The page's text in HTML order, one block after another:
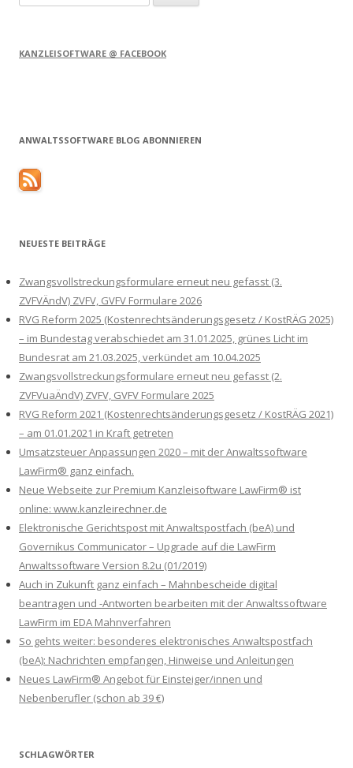
nach:
KANZLEISOFTWARE @ FACEBOOK
ANWALTSSOFTWARE BLOG ABONNIEREN
NEUESTE BEITRÄGE
Zwangsvollstreckungsformulare erneut neu gefasst (3.
ZVFVÄndV) ZVFV, GVFV Formulare 2026
RVG Reform 2025 (Kostenrechtsänderungsgesetz / KostRÄG 2025)
– im Bundestag verabschiedet am 31.01.2025, grünes Licht im
Bundesrat am 21.03.2025, verkündet am 10.04.2025
Zwangsvollstreckungsformulare erneut neu gefasst (2.
ZVFVuaÄndV) ZVFV, GVFV Formulare 2025
RVG Reform 2021 (Kostenrechtsänderungsgesetz / KostRÄG 2021)
– am 01.01.2021 in Kraft getreten
Umsatzsteuer Anpassungen 2020 – mit der Anwaltssoftware
LawFirm® ganz einfach.
Neue Webseite zur Premium Kanzleisoftware LawFirm® ist
online: www.kanzleirechner.de
Elektronische Gerichtspost mit Anwaltspostfach (beA) und
Governikus Communicator – Upgrade auf die LawFirm
Anwaltssoftware Version 8.2u (01/2019)
Auch in Zukunft ganz einfach – Mahnbescheide digital
beantragen und -Antworten bearbeiten mit der Anwaltssoftware
LawFirm im EDA Mahnverfahren
So gehts weiter: besonderes elektronisches Anwaltspostfach
(beA): Nachrichten empfangen, Hinweise und Anleitungen
Neues LawFirm® Angebot für Einsteiger/innen und
Nebenberufler (schon ab 39 €)
SCHLAGWÖRTER